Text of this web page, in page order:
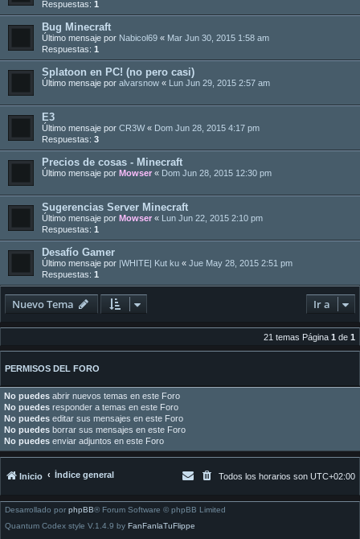
Respuestas: 1
Bug Minecraft
Último mensaje por Nabicol69 « Mar Jun 30, 2015 1:58 am
Respuestas: 1
Splatoon en PC! (no pero casi)
Último mensaje por alvarsnow « Lun Jun 29, 2015 2:57 am
E3
Último mensaje por CR3W« Dom Jun 28, 2015 4:17 pm
Respuestas: 3
Precios de cosas - Minecraft
Último mensaje por Mowser « Dom Jun 28, 2015 12:30 pm
Sugerencias Server Minecraft
Último mensaje por Mowser « Lun Jun 22, 2015 2:10 pm
Respuestas: 1
Desafío Gamer
Último mensaje por |WHITE| Kut ku « Jue May 28, 2015 2:51 pm
Respuestas: 1
Nuevo Tema Ir a
21 temas Página 1 de 1
PERMISOS DEL FORO
No puedes abrir nuevos temas en este Foro
No puedes responder a temas en este Foro
No puedes editar sus mensajes en este Foro
No puedes borrar sus mensajes en este Foro
No puedes enviar adjuntos en este Foro
Inicio Índice general Todos los horarios son UTC+02:00
Desarrollado por phpBB® Forum Software © phpBB Limited
Quantum Codex style V.1.4.9 by FanFanlaTuFlippe